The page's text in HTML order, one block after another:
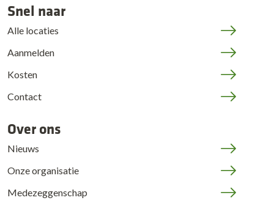
Snel naar
Alle locaties
Aanmelden
Kosten
Contact
Over ons
Nieuws
Onze organisatie
Medezeggenschap